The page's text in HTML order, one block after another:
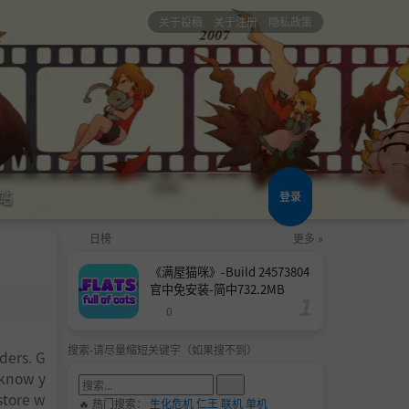
关于投稿 关于注册 隐私政策
登录
G
y
w
日榜 更多 »
《满屋猫咪》-Build 24573804
官中免安装-简中732.2MB
0
搜索-请尽量缩短关键字（如果搜不到）
🔥 热门搜索： 生化危机仁王 联机单机